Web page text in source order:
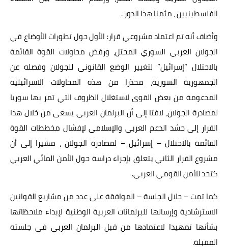
الفلسطينيين ، مثمنا هذا الدور .
وأضاف أنه تم اعتماد مشروعي قرار: الأول حول تطورات الأوضاع في
الجولان العربي السوري المحتل، ورفض محاولات القوة القائمة
بالاحتلال “إسرائيل” لتغيير الوضع القانوني للجولان وفصله عن
الجمهورية السورية، محذرا من هذه المحاولات الاسرائيلية
المدعومة من بعض القوى لاستغلال الظروف التي تمر بها سوريا
لمصادرة الجولان، لافتا إلى أن البرلمان العربي يسعى من خلال هذا
القرار إلى حشد الدعم العربي والإسلامي لإفشال مخططات القوة
القائمة بالاحتلال – إسرائيل – لمصادرة الجولان ، مشيرا إلى أن
مشروع القرار الثاني يتعلق بإجراء دراسة حول الأمن المائي العربي
كتحد للأمن القومي العربي.
كما تمت – حلال الجلسة – الموافقة على عدد من مشاريع القوانين
الاسترشادية وإرسالها للبرلمانات العربية الوطنية لإبداء ملاحظاتها
بشأنها تمهيدا لاعتمادها من قبل البرلمان العربي في جلسته
المقبلة.